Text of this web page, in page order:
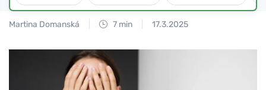
Martina Domanská 7 min 17.3.2025